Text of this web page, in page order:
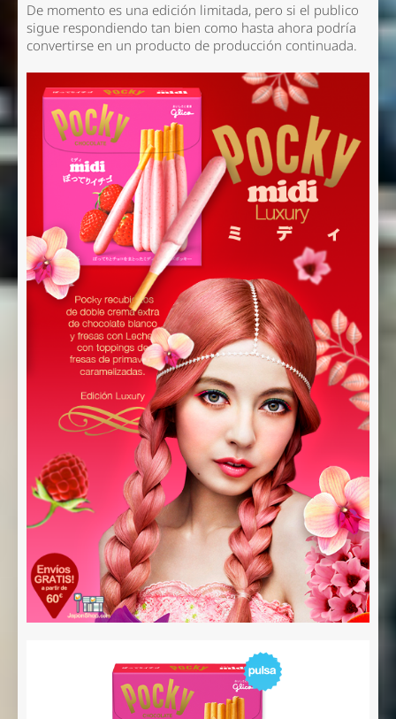
De momento es una edición limitada, pero si el publico
sigue respondiendo tan bien como hasta ahora podría
convertirse en un producto de producción continuada.